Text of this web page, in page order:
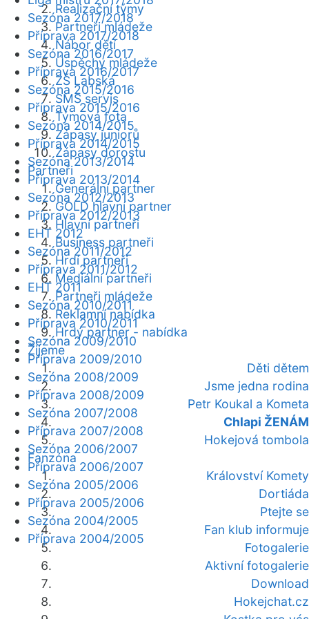
Realizační týmy
Partneři mládeže
Nábor dětí
Úspěchy mládeže
ZŠ Labská
SMS servis
Týmová fota
Zápasy juniorů
Zápasy dorostu
Partneři
Generální partner
GOLD hlavní partner
Hlavní partneři
Business partneři
Hrdí partneři
Mediální partneři
Partneři mládeže
Reklamní nabídka
Hrdý partner - nabídka
Žijeme
Děti dětem
Jsme jedna rodina
Petr Koukal a Kometa
Chlapi ŽENÁM
Hokejová tombola
Fanzóna
Království Komety
Dortiáda
Ptejte se
Fan klub informuje
Fotogalerie
Aktivní fotogalerie
Download
Hokejchat.cz
Sezóna 2017/2018
Příprava 2017/2018
Sezóna 2016/2017
Příprava 2016/2017
Sezóna 2015/2016
Příprava 2015/2016
Sezóna 2014/2015
Příprava 2014/2015
Sezóna 2013/2014
Příprava 2013/2014
Sezóna 2012/2013
Příprava 2012/2013
EHT 2012
Sezóna 2011/2012
Příprava 2011/2012
EHT 2011
Sezóna 2010/2011
Příprava 2010/2011
Sezóna 2009/2010
Příprava 2009/2010
Sezóna 2008/2009
Příprava 2008/2009
Sezóna 2007/2008
Příprava 2007/2008
Sezóna 2006/2007
Příprava 2006/2007
Sezóna 2005/2006
Příprava 2005/2006
Sezóna 2004/2005
Příprava 2004/2005